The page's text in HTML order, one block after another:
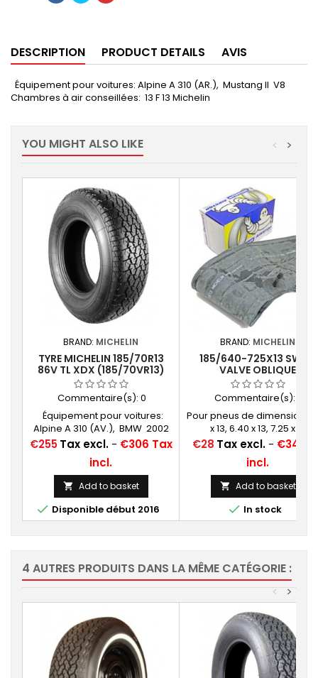
DESCRIPTION PRODUCT DETAILS AVIS
Équipement pour voitures: Alpine A 310 (AR.), Mustang II V8
Chambres à air conseillées: 13 F 13 Michelin
YOU MIGHT ALSO LIKE >
<
BRAND: MICHELIN
TYRE MICHELIN 185/70R13
86V TL XDX (185/70VR13)
Commentaire(s): 0
Équipement pour voitures:
Alpine A 310 (AV.), BMW 2002
Turbo, Fiat 124 Spider, Opel
Ascona, Manta Chambres à
air conseillées: 13 E 13...
Price
€255 Tax excl.- €306 Tax
incl.
 Add to basket
 Disponible début 2016
BRAND: MICHELIN
185/640-725X13 SWIFT
VALVE OBLIQUE
CAOUTCHOUC (13F13)
Commentaire(s):
Pour pneus de dimensions:
x 13, 6.40 x 13, 7.25 x 13
Price
€28 Tax excl. - €34
incl.
 Add to basket
 In stock
4 AUTRES PRODUITS DANS LA MÊME CATÉGORIE :
>
<